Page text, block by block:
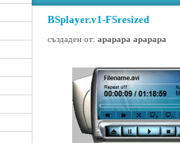
BSplayer.v1-FSresized
създаден от: apapapa apapapa